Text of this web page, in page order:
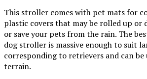
This stroller comes with pet mats for
plastic covers that may be rolled up or
or save your pets from the rain. The
dog stroller is massive enough to suit
corresponding to retrievers and can be
terrain.